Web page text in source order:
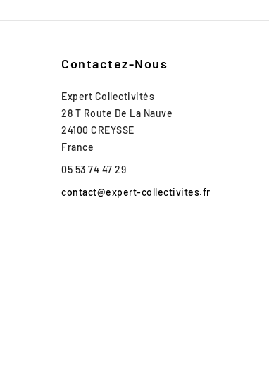
Contactez-Nous
Expert Collectivités
28 T Route De La Nauve
24100 CREYSSE
France
05 53 74 47 29
contact@expert-collectivites.fr